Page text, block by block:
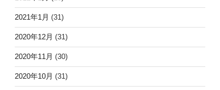
2021年1月 (31)
2020年12月 (31)
2020年11月 (30)
2020年10月 (31)